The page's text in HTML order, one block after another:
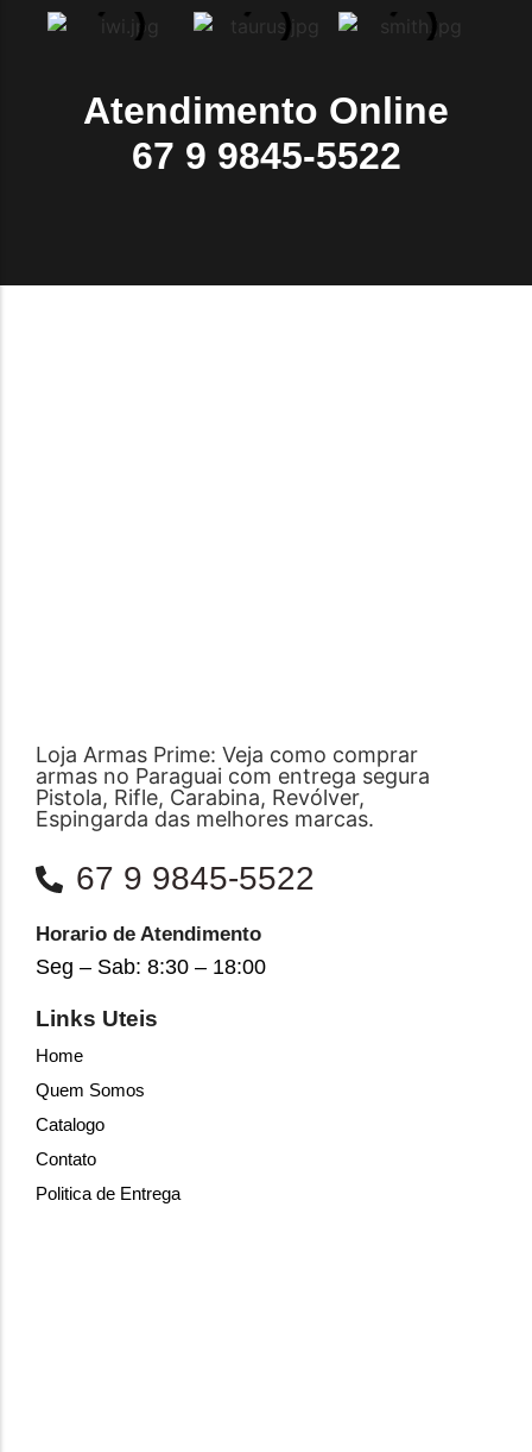
Atendimento Online
67 9 9845-5522
Loja Armas Prime: Veja como comprar
armas no Paraguai com entrega segura
Pistola, Rifle, Carabina, Revólver,
Espingarda das melhores marcas.
67 9 9845-5522
Horario de Atendimento
Seg – Sab: 8:30 – 18:00
Links Uteis
Home
Quem Somos
Catalogo
Contato
Politica de Entrega